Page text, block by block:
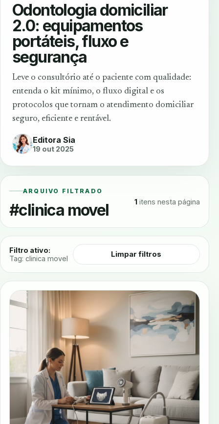
Odontologia domiciliar
2.0: equipamentos
portáteis, fluxo e
segurança
Leve o consultório até o paciente com qualidade:
entenda o kit mínimo, o fluxo digital e os
protocolos que tornam o atendimento domiciliar
seguro, eficiente e rentável.
Editora Sia
19 out 2025
ARQUIVO FILTRADO
#clinica movel 1 itens nesta página
Filtro ativo:
Tag: clinica movel
Limpar filtros